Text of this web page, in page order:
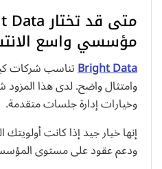
مؤسسي واسع
Bright Dataتناسب شركات
وامتثال واضح. لدى هذا
وخيارات إدارة جلسات متقدمة.
إنها خيار جيد إذا كانت أولويتك
ودعم عقود على مستوى